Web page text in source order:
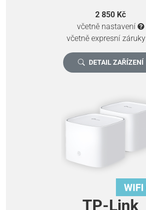
2 850 Kč
včetně nastavení
včetně expresní záruky
DETAIL ZAŘÍZENÍ
TP-Link